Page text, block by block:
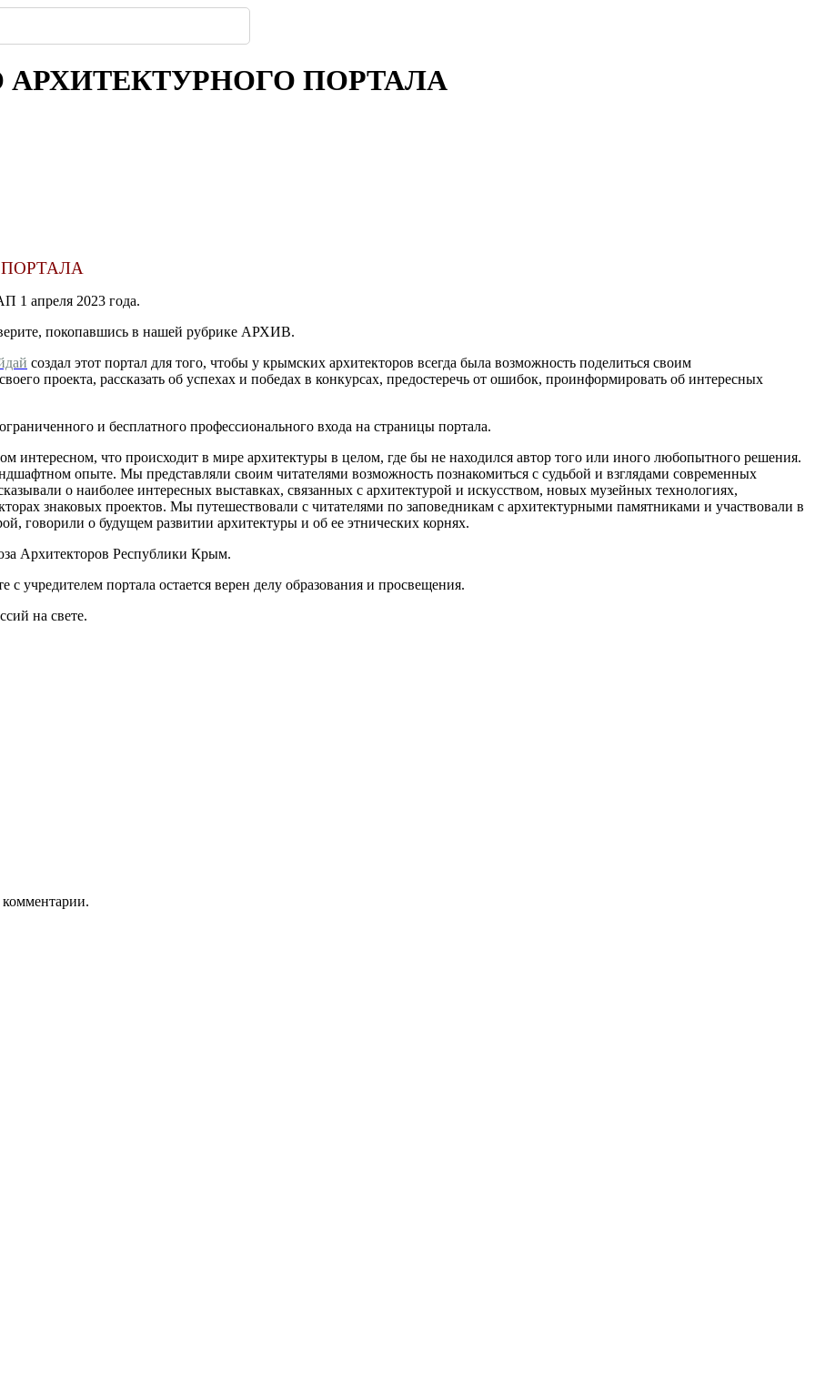
АРХИТЕКТУРНОГО ПОРТАЛА
ПОРТАЛА
1 апреля 2023 года.
покопавшись в нашей рубрике АРХИВ.
создал этот портал для того, чтобы у крымских архитекторов всегда была возможность поделиться своим
проекта, рассказать об успехах и победах в конкурсах, предостеречь от ошибок, проинформировать об интересных
и бесплатного профессионального входа на страницы портала.
интересном, что происходит в мире архитектуры в целом, где бы не находился автор того или иного любопытного решения.
опыте. Мы представляли своим читателями возможность познакомиться с судьбой и взглядами современных
о наиболее интересных выставках, связанных с архитектурой и искусством, новых музейных технологиях,
знаковых проектов. Мы путешествовали с читателями по заповедникам с архитектурными памятниками и участвовали в
говорили о будущем развитии архитектуры и об ее этнических корнях.
Архитекторов Республики Крым.
учредителем портала остается верен делу образования и просвещения.
на свете.
комментарии.